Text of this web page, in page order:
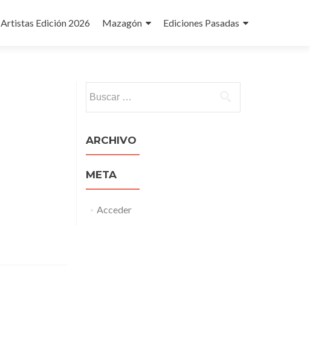
Artistas Edición 2026 Mazagón Ediciones Pasadas
ARCHIVO
META
Acceder